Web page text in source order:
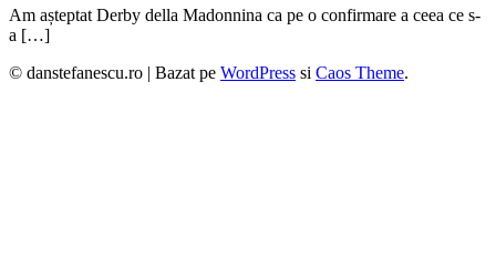
Am așteptat Derby della Madonnina ca pe o confirmare a ceea ce s-
a […]
© danstefanescu.ro | Bazat pe WordPress si Caos Theme.